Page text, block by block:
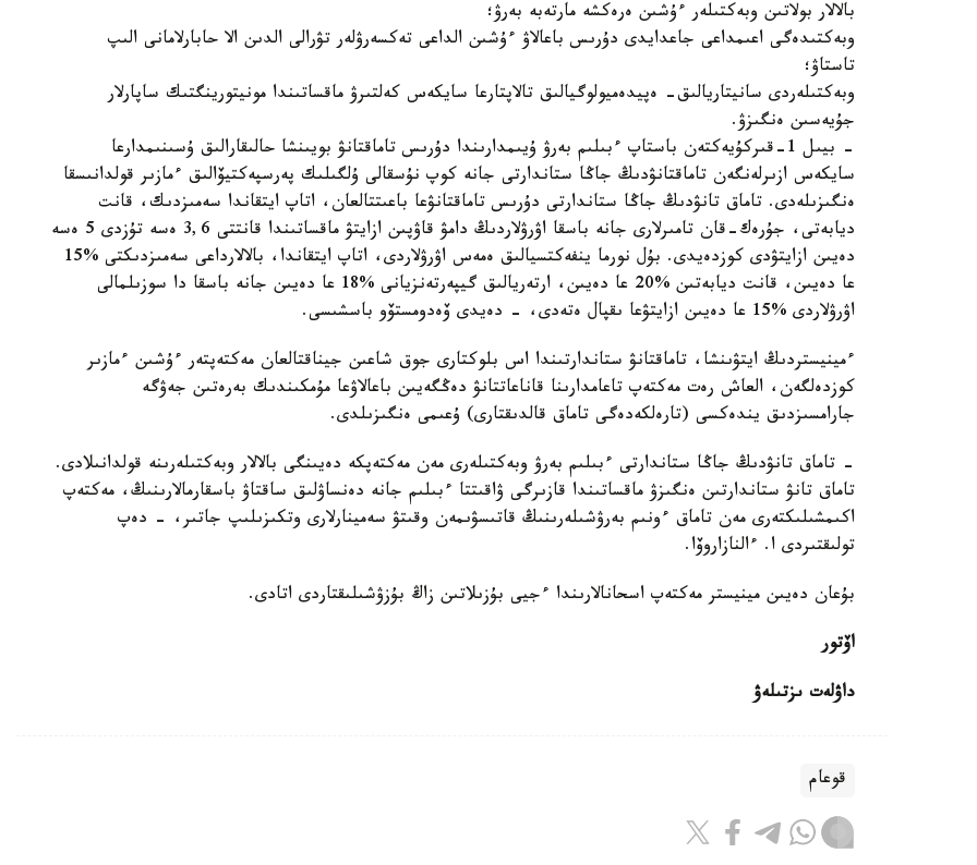
بالالار بولاتىن وبەكتىلەر ءۇشىن ەرەكشە مارتەبە بەرۋ؛
وبەكتىدەگى اعىمداعى جاعدايدى دۇرىس باعالاۋ ءۇشىن الداعى تەكسەرۋلەر تۋرالى الدىن الا حابارلامانى الىپ
تاستاۋ؛
وبەكتىلەردى سانيتاريالىق- ەپيدەميولوگيالىق تالاپتارعا سايكەس كەلتىرۋ ماقساتىندا مونيتورينگتىك ساپارلار
جۇيەسىن ەنگىزۋ.
- بيىل 1-قىركۇيەكتەن باستاپ ءبىلىم بەرۋ ۇيىمدارىندا دۇرىس تاماقتانۋ بويىنشا حالىقارالىق ۇسىنىمدارعا
سايكەس ازىرلەنگەن تاماقتانۋدىڭ جاڭا ستاندارتى جانە كوپ نۇسقالى ۇلگىلىك پەرسپەكتيۆالىق ءمازىر قولدانىسقا
ەنگىزىلەدى. تاماق تانۋدىڭ جاڭا ستاندارتى دۇرىس تاماقتانۋعا باعىتتالعان، اتاپ ايتقاندا سەمىزدىك، قانت
ديابەتى، جۇرەك-قان تامىرلارى جانە باسقا اۋرۋلاردىڭ دامۋ قاۋپىن ازايتۋ ماقساتىندا قانتتى 3,6 ەسە تۇزدى 5 ەسە
دەيىن ازايتۋدى كوزدەيدى. بۇل نورما ينفەكتسيالىق ەمەس اۋرۋلاردى، اتاپ ايتقاندا، بالالارداعى سەمىزدىكتى %15
عا دەيىن، قانت ديابەتىن %20 عا دەيىن، ارتەريالىق گيپەرتەنزيانى %18 عا دەيىن جانە باسقا دا سوزىلمالى
اۋرۋلاردى %15 عا دەيىن ازايتۋعا ىقپال ەتەدى، - دەيدى ۆەدومستۆو باسشىسى.
ءمينيستردىڭ ايتۋىنشا، تاماقتانۋ ستاندارتىندا اس بلوكتارى جوق شاعىن جيناقتالعان مەكتەپتەر ءۇشىن ءمازىر
كوزدەلگەن، العاش رەت مەكتەپ تاعامدارىنا قاناعاتتانۋ دەڭگەيىن باعالاۋعا مۇمكىندىك بەرەتىن جەۋگە
جارامسىزدىق يندەكسى (تارەلكەدەگى تاماق قالدىقتارى) ۇعىمى ەنگىزىلدى.
- تاماق تانۋدىڭ جاڭا ستاندارتى ءبىلىم بەرۋ وبەكتىلەرى مەن مەكتەپكە دەيىنگى بالالار وبەكتىلەرىنە قولدانىلادى.
تاماق تانۋ ستاندارتىن ەنگىزۋ ماقساتىندا قازىرگى ۋاقىتتا ءبىلىم جانە دەنساۋلىق ساقتاۋ باسقارمالارىنىڭ، مەكتەپ
اكىمشىلىكتەرى مەن تاماق ءونىم بەرۋشىلەرىنىڭ قاتىسۋىمەن وقىتۋ سەمينارلارى وتكىزىلىپ جاتىر، - دەپ
تولىقتىردى ا. ءالنازاروۆا.
بۇعان دەيىن مينيستر مەكتەپ اسحانالارىندا ءجيى بۇزىلاتىن زاڭ بۇزۋشىلىقتاردى اتادى.
اۆتور
داۋلەت ىزتىلەۋ
قوعام